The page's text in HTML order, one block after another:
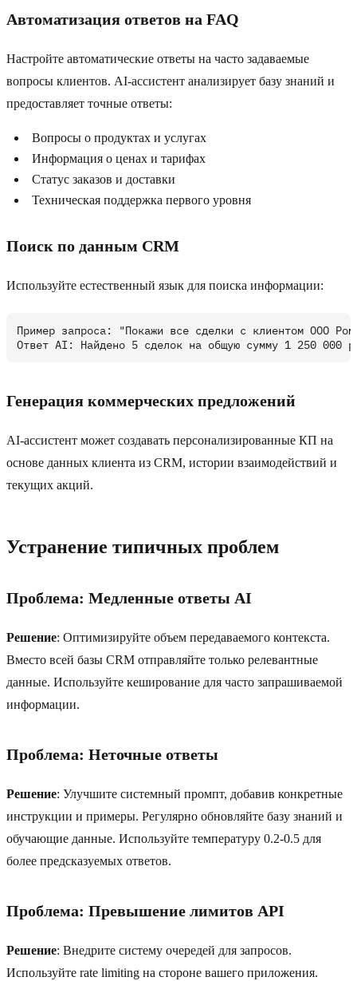
Автоматизация ответов на FAQ
Настройте автоматические ответы на часто задаваемые
вопросы клиентов. AI-ассистент анализирует базу знаний и
предоставляет точные ответы:
Вопросы о продуктах и услугах
Информация о ценах и тарифах
Статус заказов и доставки
Техническая поддержка первого уровня
Поиск по данным CRM
Используйте естественный язык для поиска информации:
Пример запроса: "Покажи все сделки с клиентом ООО
Генерация коммерческих предложений
AI-ассистент может создавать персонализированные КП на
основе данных клиента из CRM, истории взаимодействий и
текущих акций.
Устранение типичных проблем
Проблема: Медленные ответы AI
Решение: Оптимизируйте объем передаваемого контекста.
Вместо всей базы CRM отправляйте только релевантные
данные. Используйте кеширование для часто запрашиваемой
информации.
Проблема: Неточные ответы
Решение: Улучшите системный промпт, добавив конкретные
инструкции и примеры. Регулярно обновляйте базу знаний и
обучающие данные. Используйте температуру 0.2-0.5 для
более предсказуемых ответов.
Проблема: Превышение лимитов API
Решение: Внедрите систему очередей для запросов.
Используйте rate limiting на стороне вашего приложения.